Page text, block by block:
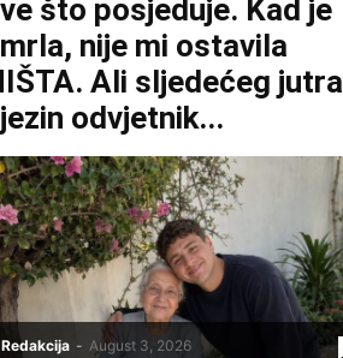
što posjeduje. Kad je
nije mi ostavila
Ali sljedećeg jutra
odvjetnik...
Redakcija - August 3, 2026